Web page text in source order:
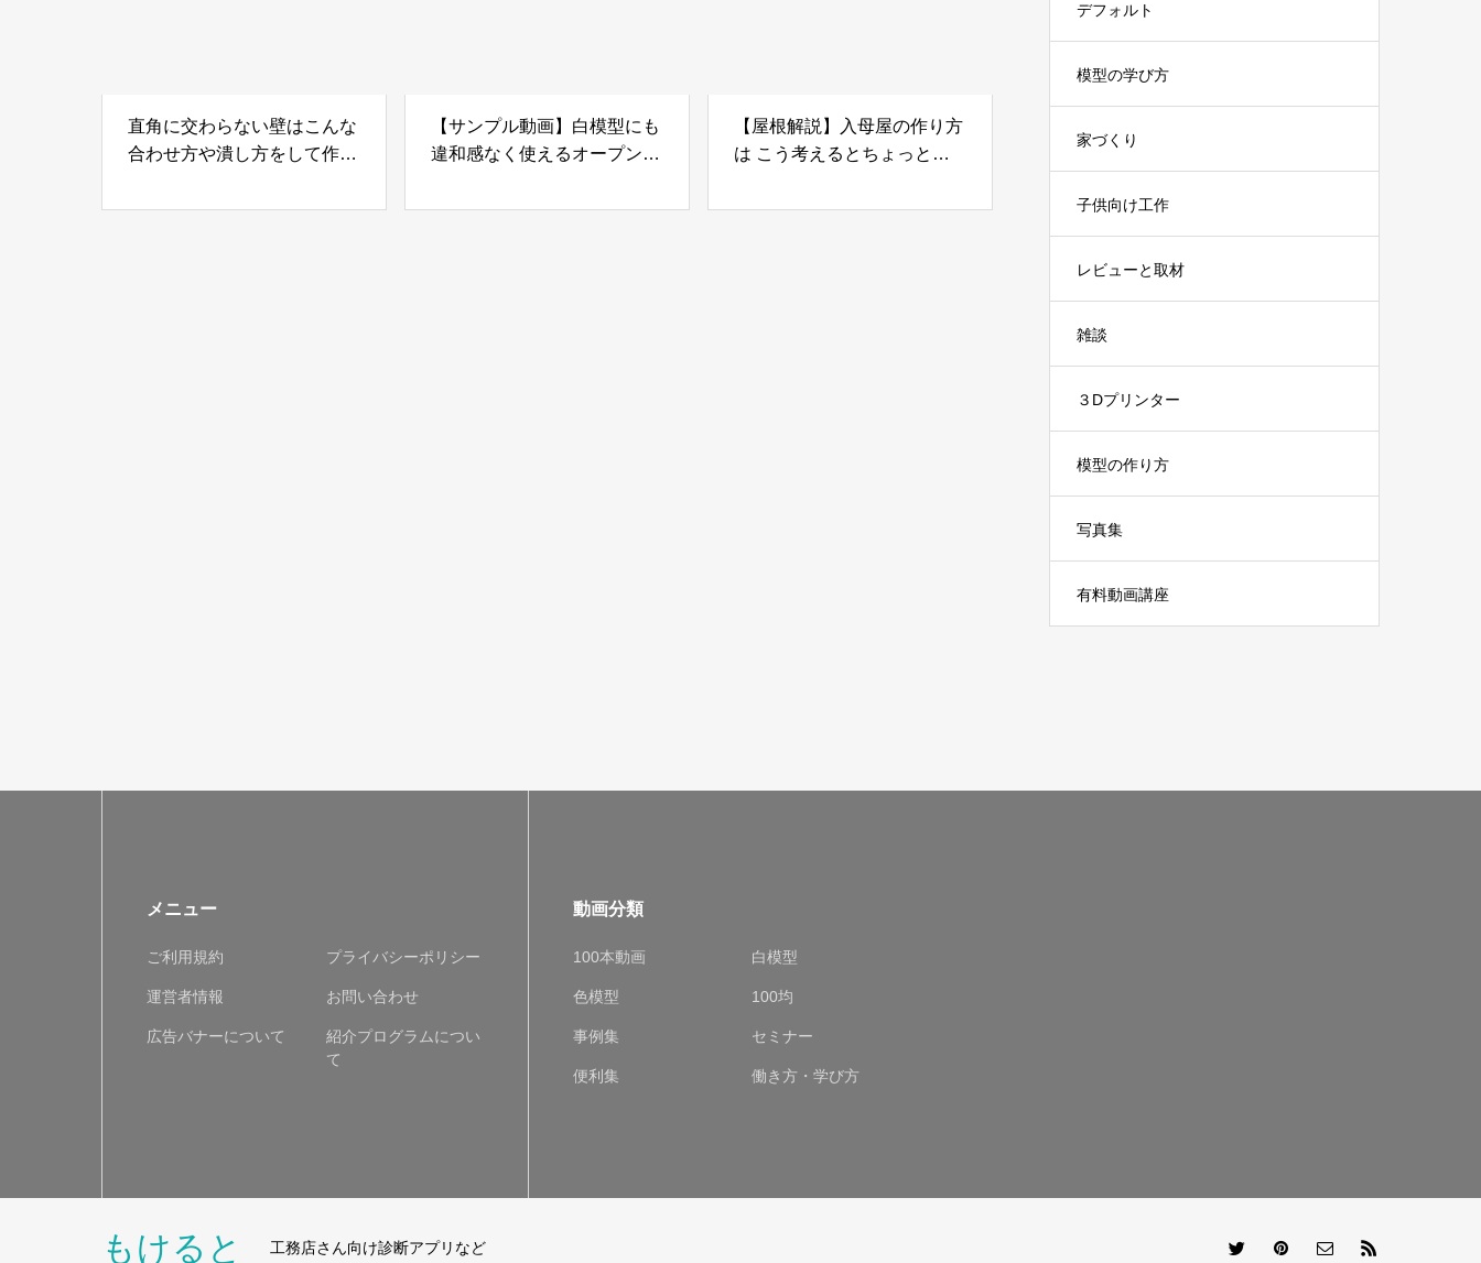
直角に交わらない壁はこんな
合わせ方や潰し方をして作り
【サンプル動画】白模型にも
違和感なく使えるオープンな
【屋根解説】入母屋の作り方
は こう考えるとちょっと簡
デフォルト
模型の学び方
家づくり
子供向け工作
レビューと取材
雑談
３Dプリンター
模型の作り方
写真集
有料動画講座
メニュー
ご利用規約 プライバシーポリシー
運営者情報 お問い合わせ
広告バナーについて
紹介プログラムについ
て
動画分類
100本動画 白模型
色模型 100均
事例集 セミナー
便利集 働き方・学び方
もけると 工務店さん向け診断アプリなど